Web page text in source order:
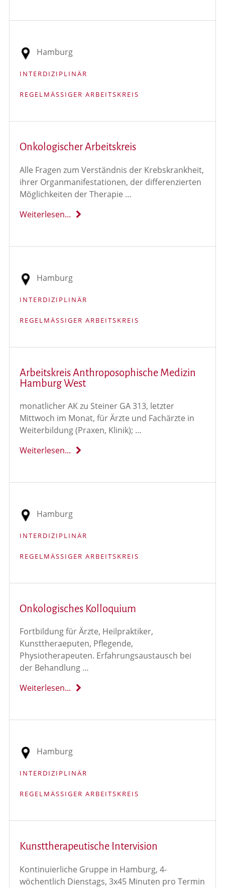
Onkologischer Arbeitskreis
Alle Fragen zum Verständnis der Krebskrankheit,
ihrer Organmanifestationen, der differenzierten
Möglichkeiten der Therapie …
Weiterlesen...
Hamburg
INTERDIZIPLINÄR
REGELMÄSSIGER ARBEITSKREIS
Arbeitskreis Anthroposophische Medizin
Hamburg West
monatlicher AK zu Steiner GA 313, letzter
Mittwoch im Monat, für Ärzte und Fachärzte in
Weiterbildung (Praxen, Klinik); …
Weiterlesen...
Hamburg
INTERDIZIPLINÄR
REGELMÄSSIGER ARBEITSKREIS
Onkologisches Kolloquium
Fortbildung für Ärzte, Heilpraktiker,
Kunsttheraeputen, Pflegende,
Physiotherapeuten. Erfahrungsaustausch bei
der Behandlung …
Weiterlesen...
Hamburg
INTERDIZIPLINÄR
REGELMÄSSIGER ARBEITSKREIS
Kunsttherapeutische Intervision
Kontinuierliche Gruppe in Hamburg, 4-
wöchentlich Dienstags, 3x45 Minuten pro Termin
Hamburg
INTERDIZIPLINÄR
REGELMÄSSIGER ARBEITSKREIS